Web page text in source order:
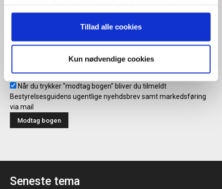
anvende vores hjemmeside.
Tillad alle cookies
Kun nødvendige cookies
Modtag bogen direkte i din
mailboks
Når du trykker "modtag bogen" bliver du tilmeldt
Bestyrelsesguidens ugentlige nyehdsbrev samt markedsføring
via mail
Seneste tema